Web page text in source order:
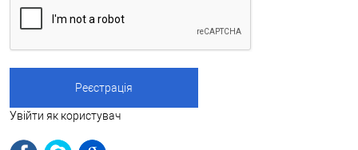
Увійти як користувач